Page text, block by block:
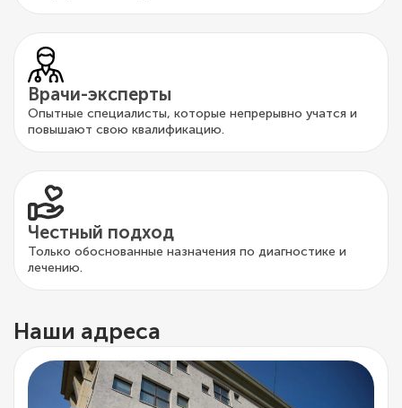
Врачи-эксперты
Опытные специалисты, которые непрерывно учатся и
повышают свою квалификацию.
Честный подход
Только обоснованные назначения по диагностике и
лечению.
Наши адреса